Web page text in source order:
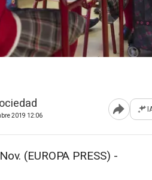
2019 12:06 Abrir
(EUROPA PRESS) -